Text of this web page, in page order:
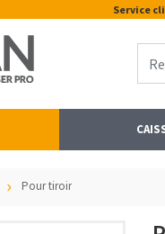
Service
Pour tiroir